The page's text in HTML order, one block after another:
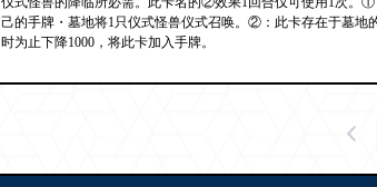
己的手牌・墓地将1只仪式怪兽仪式召唤。②：此卡存在于墓地
时为止下降1000，将此卡加入手牌。